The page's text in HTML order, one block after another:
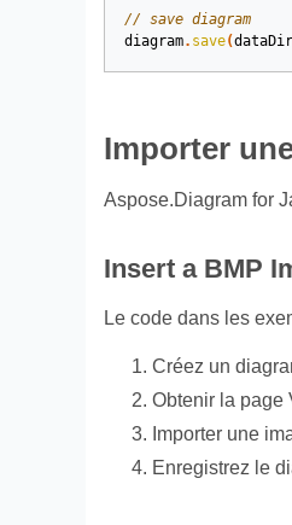
// save diagram
diagram. save(dataDir
Importer
Aspose.Diagram for
Insert a BMP
Le code dans les
Créez un
Obtenir la page
Importer une
Enregistrez le